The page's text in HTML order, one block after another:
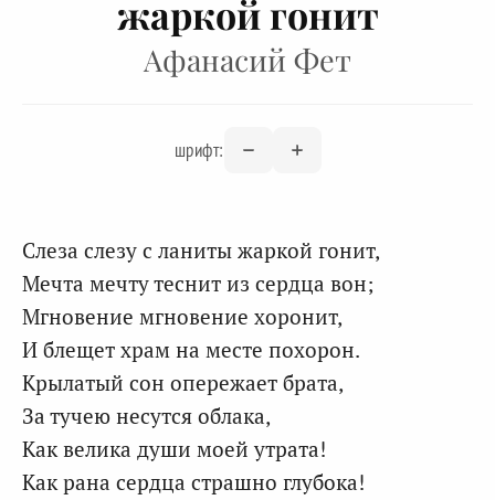
жаркой гонит
Афанасий Фет
шрифт:
Слеза слезу с ланиты жаркой гонит,
Мечта мечту теснит из сердца вон;
Мгновение мгновение хоронит,
И блещет храм на месте похорон.
Крылатый сон опережает брата,
За тучею несутся облака,
Как велика души моей утрата!
Как рана сердца страшно глубока!